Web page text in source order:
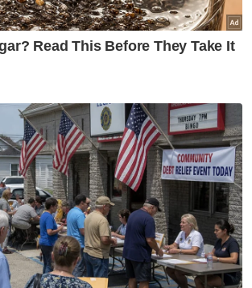
keluar 83 rakyat Malaysia
nasihatkan rakyat Malaysia
letusan gunung berapi Flores
Sinar Harian.